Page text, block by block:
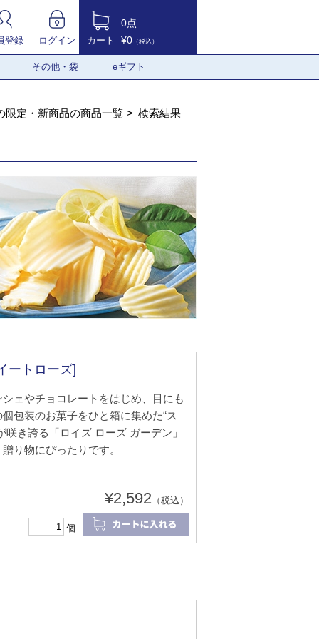
登録 ログイン カート
0点
¥0 （税込）
その他・袋 eギフト
限定・新商品の商品一覧 検索結果
ートローズ]
ェやチョコレートをはじめ、目にも
包装のお菓子をひと箱に集めた“ス
咲き誇る「ロイズ ローズ ガーデン」
り物にぴったりです。
¥2,592 （税込）
個